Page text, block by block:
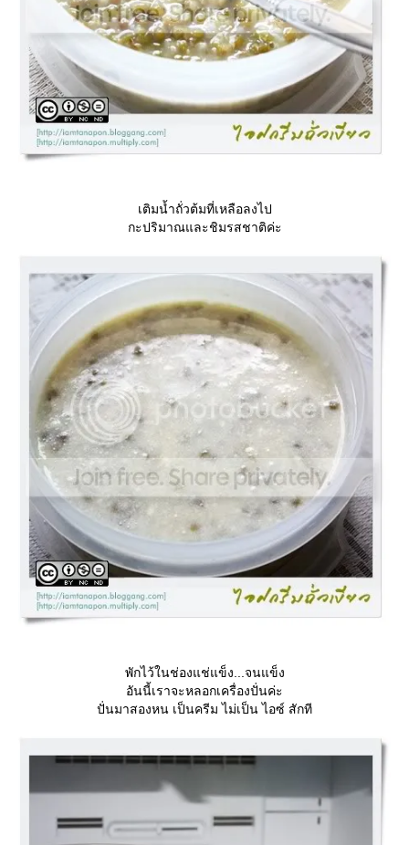
เติมน้ำถั่วต้มที่เหลือลงไป
กะปริมาณและชิมรสชาติค่ะ
พักไว้ในช่องแช่แข็ง...จนแข็ง
อันนี้เราจะหลอกเครื่องปั่นค่ะ
ปั่นมาสองหน เป็นครีม ไม่เป็น ไอซ์ สักที